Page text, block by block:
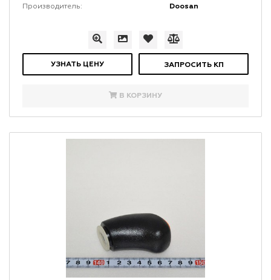
Производитель: Doosan
УЗНАТЬ ЦЕНУ ЗАПРОСИТЬ КП
В КОРЗИНУ